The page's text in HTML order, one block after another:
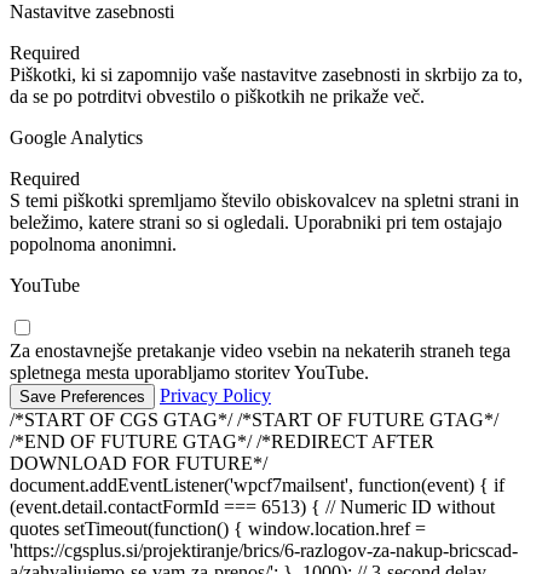
Nastavitve zasebnosti
Required
Piškotki, ki si zapomnijo vaše nastavitve zasebnosti in skrbijo za to,
da se po potrditvi obvestilo o piškotkih ne prikaže več.
Google Analytics
Required
S temi piškotki spremljamo število obiskovalcev na spletni strani in
beležimo, katere strani so si ogledali. Uporabniki pri tem ostajajo
popolnoma anonimni.
YouTube
Za enostavnejše pretakanje video vsebin na nekaterih straneh tega
spletnega mesta uporabljamo storitev YouTube.
Privacy Policy
/*START OF CGS GTAG*//*START OF FUTURE GTAG*/
/*END OF FUTURE GTAG*/ /*REDIRECT AFTER
DOWNLOAD FOR FUTURE*/
document.addEventListener('wpcf7mailsent', function(event) { if
(event.detail.contactFormId === 6513) { // Numeric ID without
quotes setTimeout(function() { window.location.href =
'https://cgsplus.si/projektiranje/brics/6-razlogov-za-nakup-bricscad-